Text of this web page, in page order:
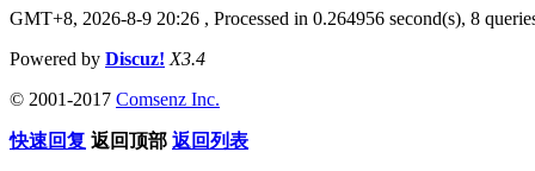
GMT+8, 2026-8-9 20:26 , Processed in 0.264956 second(s), 8
Powered by Discuz! X3.4
© 2001-2017 Comsenz Inc.
快速回复 返回顶部 返回列表